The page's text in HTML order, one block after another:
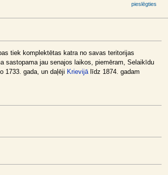
tiek komplektētas katra no savas teritorijas
sastopama jau senajos laikos, piemēram, Selaikīdu
1733. gada, un daļēji Krievijālīdz 1874. gadam
pieslēgties